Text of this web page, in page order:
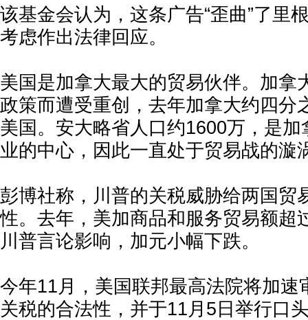
该基金会认为，这条广告“歪曲”了里
考虑作出法律回应。
美国是加拿大最大的贸易伙伴。加拿
政策而遭受重创，去年加拿大约四分
美国。安大略省人口约1600万，是
业的中心，因此一直处于贸易战的漩
彭博社称，川普的关税威胁给两国贸
性。去年，美加商品和服务贸易额超
川普言论影响，加元小幅下跌。
今年11月，美国联邦最高法院将加速
关税的合法性，并于11月5日举行口